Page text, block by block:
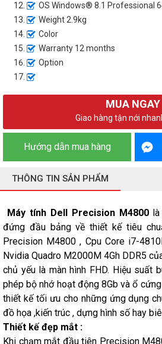
OS Windows® 8.1 Professional
Weight 2.9kg
Color
Warranty 12 months
Option
MUA NGAY
Giao hàng tận nới
Hướng dẫn mua hàng
THÔNG TIN SẢN PHẨM
Máy tính Dell Precision M4800là
đứng đầu bảng về thiết kế tiêu
Precision M4800 , Cpu Core i7-
Nvidia Quadro M2000M 4Gh DDR5
chủ yếu là màn hình FHD. Hiệu suất
phép bộ nhớ hoạt động 8Gb và ổ
thiết kế tối ưu cho những ứng dụng
đồ họa ,kiến trúc , dựng hình số hay
Thiết kế đẹp mắt :
Khi chạm mắt đầu tiên Precision